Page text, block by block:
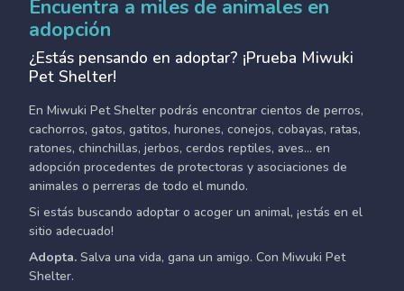
Encuentra a miles de animales en
adopción
¿Estás pensando en adoptar? ¡Prueba Miwuki
Pet Shelter!
En Miwuki Pet Shelter podrás encontrar cientos de perros,
cachorros, gatos, gatitos, hurones, conejos, cobayas, ratas,
ratones, chinchillas, jerbos, cerdos reptiles, aves... en
adopción procedentes de protectoras y asociaciones de
animales o perreras de todo el mundo.
Si estás buscando adoptar o acoger un animal, ¡estás en el
sitio adecuado!
Adopta. Salva una vida, gana un amigo. Con Miwuki Pet
Shelter.